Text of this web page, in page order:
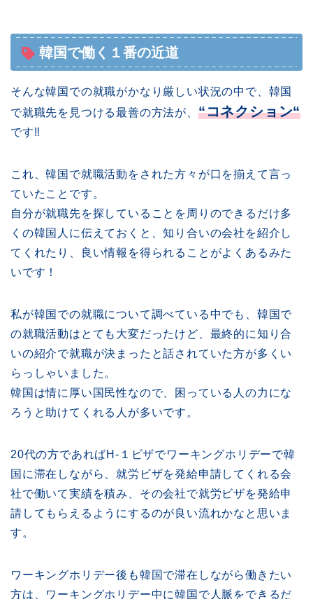
韓国で働く１番の近道
そんな韓国での就職がかなり厳しい状況の中で、韓国
で就職先を見つける最善の方法が、 “コネクション“
です‼︎
これ、韓国で就職活動をされた方々が口を揃えて言っ
ていたことです。
自分が就職先を探していることを周りのできるだけ多
くの韓国人に伝えておくと、知り合いの会社を紹介し
てくれたり、良い情報を得られることがよくあるみた
いです！
私が韓国での就職について調べている中でも、韓国で
の就職活動はとても大変だったけど、最終的に知り合
いの紹介で就職が決まったと話されていた方が多くい
らっしゃいました。
韓国は情に厚い国民性なので、困っている人の力にな
ろうと助けてくれる人が多いです。
20代の方であればH-１ビザでワーキングホリデーで韓
国に滞在しながら、就労ビザを発給申請してくれる会
社で働いて実績を積み、その会社で就労ビザを発給申
請してもらえるようにするのが良い流れかなと思いま
す。
ワーキングホリデー後も韓国で滞在しながら働きたい
方は、ワーキングホリデー中に韓国で人脈をできるだ